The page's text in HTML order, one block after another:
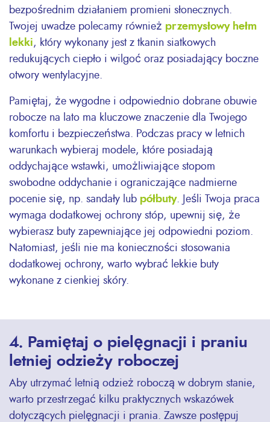
bezpośrednim działaniem promieni słonecznych.
Twojej uwadze polecamy również przemysłowy hełm
lekki, który wykonany jest z tkanin siatkowych
redukujących ciepło i wilgoć oraz posiadający boczne
otwory wentylacyjne.
Pamiętaj, że wygodne i odpowiednio dobrane obuwie
robocze na lato ma kluczowe znaczenie dla Twojego
komfortu i bezpieczeństwa. Podczas pracy w letnich
warunkach wybieraj modele, które posiadają
oddychające wstawki, umożliwiające stopom
swobodne oddychanie i ograniczające nadmierne
pocenie się, np. sandały lub półbuty. Jeśli Twoja praca
wymaga dodatkowej ochrony stóp, upewnij się, że
wybierasz buty zapewniające jej odpowiedni poziom.
Natomiast, jeśli nie ma konieczności stosowania
dodatkowej ochrony, warto wybrać lekkie buty
wykonane z cienkiej skóry.
4. Pamiętaj o pielęgnacji i praniu
letniej odzieży roboczej
Aby utrzymać letnią odzież roboczą w dobrym stanie,
warto przestrzegać kilku praktycznych wskazówek
dotyczących pielęgnacji i prania. Zawsze postępuj